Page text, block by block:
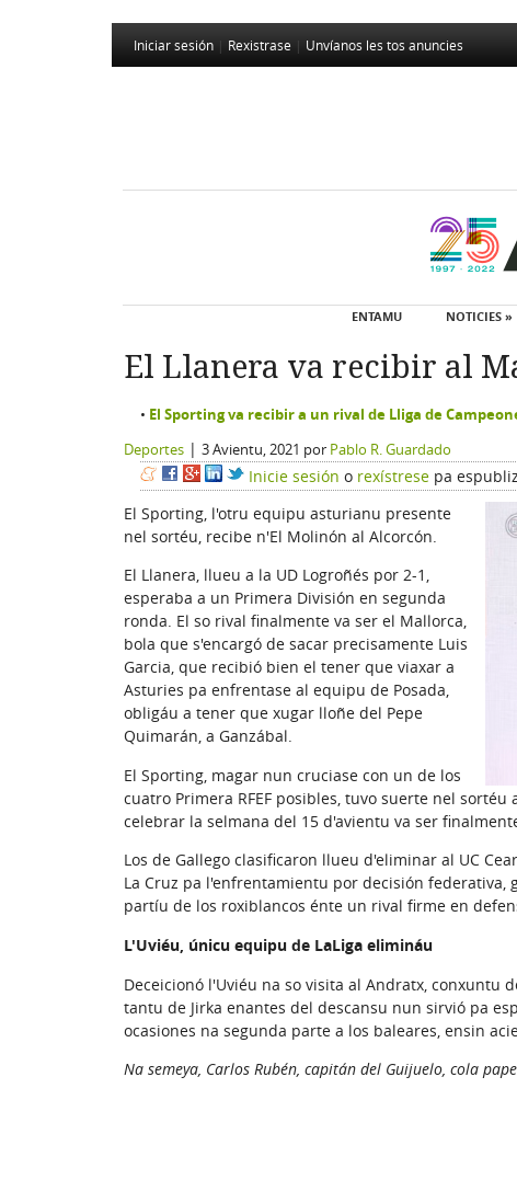
Iniciar sesión Rexistrase Unvíanos les tos anuncies
ENTAMU NOTICIES »
El Llanera va recibir al
El Sporting va recibir a un rival de Lliga de
Deportes | 3 Avientu, 2021 por Pablo R. Guardado
Inicie sesión o rexístrese pa
El Sporting, l'otru equipu asturianu presente
nel sortéu, recibe n'El Molinón al Alcorcón.
El Llanera, llueu a la UD Logroñés por 2-1,
esperaba a un Primera División en segunda
ronda. El so rival finalmente va ser el Mallorca,
bola que s'encargó de sacar precisamente Luis
Garcia, que recibió bien el tener que viaxar a
Asturies pa enfrentase al equipu de Posada,
obligáu a tener que xugar lloñe del Pepe
Quimarán, a Ganzábal.
El Sporting, magar nun cruciase con un de los
cuatro Primera RFEF posibles, tuvo suerte nel
celebrar la selmana del 15 d'avientu va ser
Los de Gallego clasificaron llueu d'eliminar al UC
La Cruz pa l'enfrentamientu por decisión
partíu de los roxiblancos énte un rival firme en
L'Uviéu, únicu equipu de LaLiga elimináu
Deceicionó l'Uviéu na so visita al Andratx, conxuntu
tantu de Jirka enantes del descansu nun sirvió pa
ocasiones na segunda parte a los baleares, ensin
Na semeya, Carlos Rubén, capitán del Guijuelo, cola